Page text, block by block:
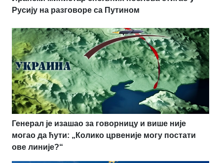
Русију на разговоре са Путином
Генерал је изашао за говорницу и више није
могао да ћути: „Колико црвеније могу постати
ове линије?“